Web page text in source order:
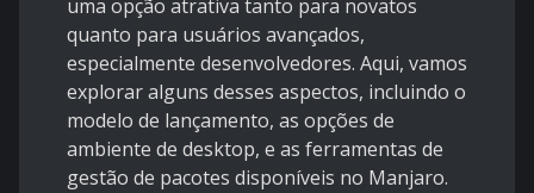
uma opção atrativa tanto para novatos
quanto para usuários avançados,
especialmente desenvolvedores. Aqui, vamos
explorar alguns desses aspectos, incluindo o
modelo de lançamento, as opções de
ambiente de desktop, e as ferramentas de
gestão de pacotes disponíveis no Manjaro.